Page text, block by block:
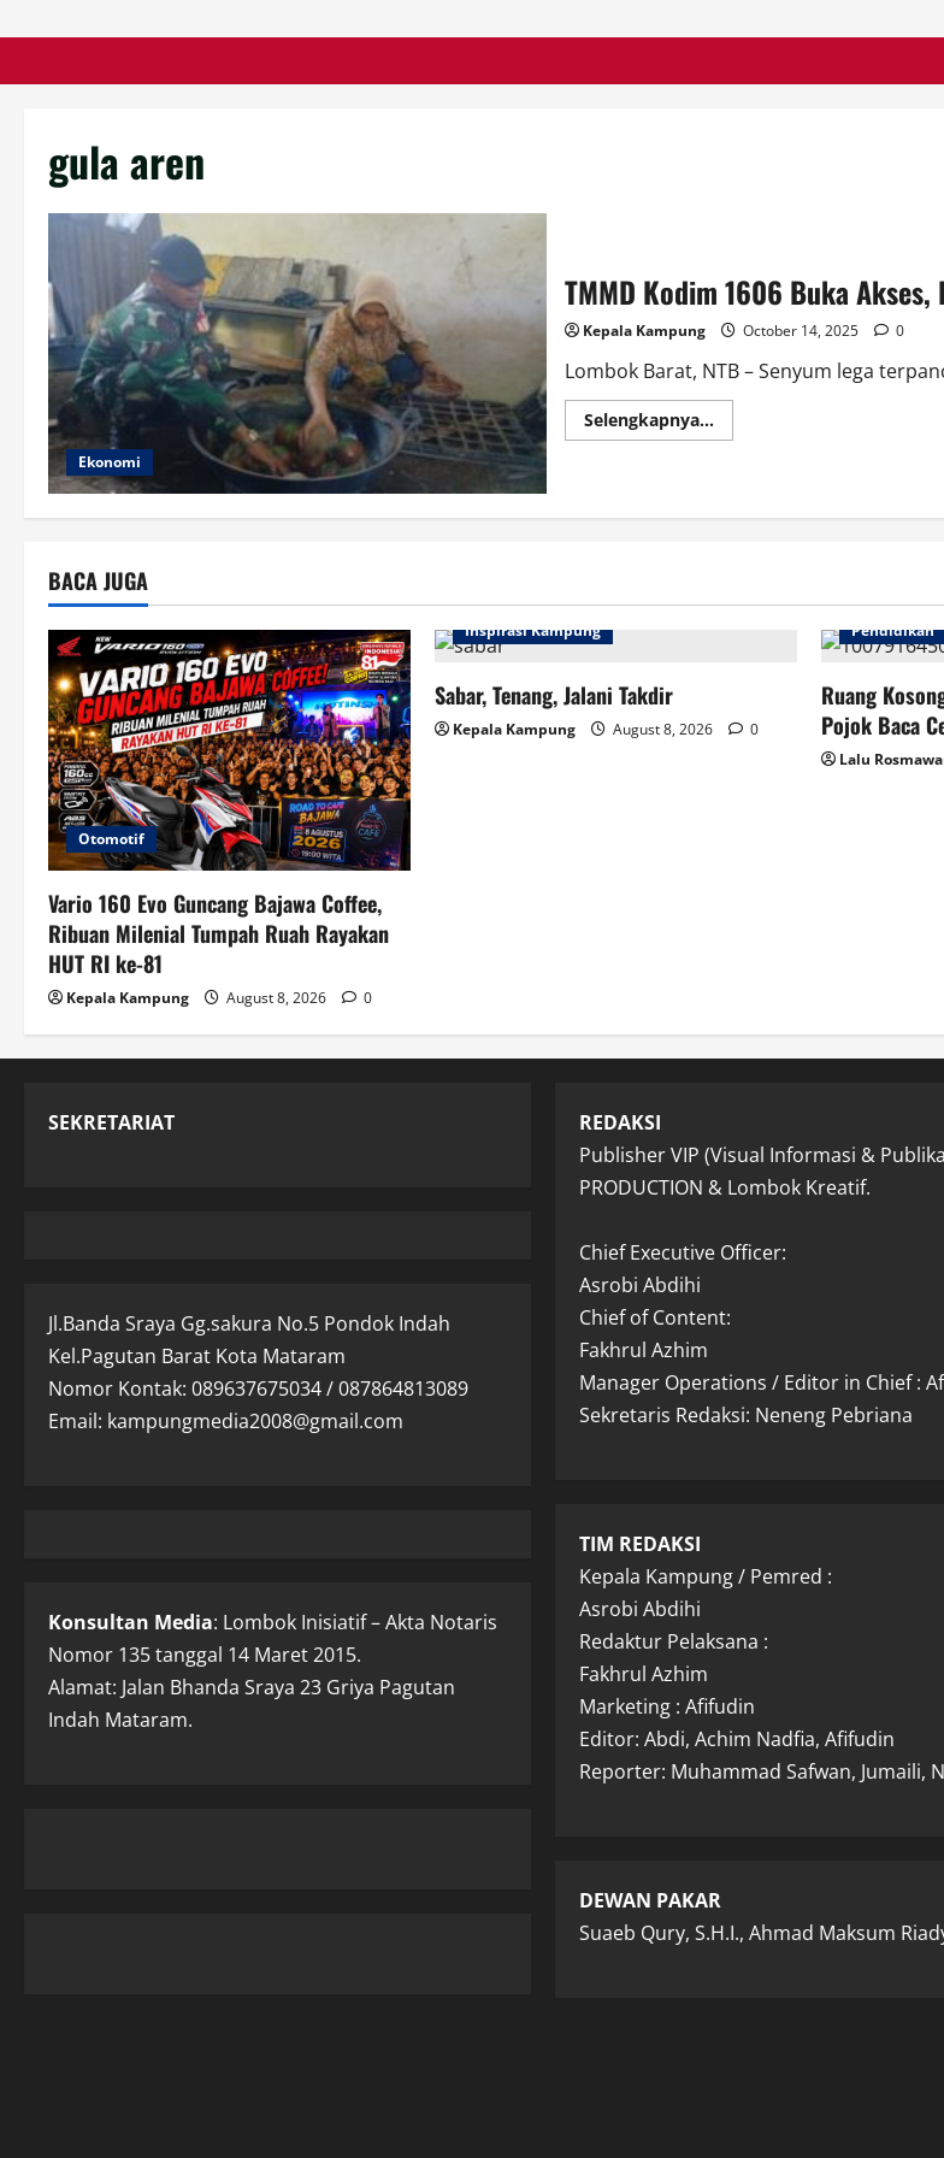
gula aren
Ekonomi
TMMD Kodim 1606 Buka
Kepala Kampung October 14, 2025 0
Lombok Barat, NTB – Senyum lega
Selengkapnya...Read
more
Buka
Sejahtera
BACA JUGA
Otomotif
Vario 160 Evo Guncang Bajawa Coffee,
Ribuan Milenial Tumpah Ruah Rayakan
HUT RI ke-81
Kepala Kampung August 8, 2026 0
Inspirasi Kampung
Sabar, Tenang, Jalani Takdir
Kepala Kampung August 8, 2026 0
Pendidikan
Ruang
Pojok Baca
Lalu
SEKRETARIAT
Jl.Banda Sraya Gg.sakura No.5 Pondok Indah
Kel.Pagutan Barat Kota Mataram
Nomor Kontak: 089637675034 / 087864813089
Email: kampungmedia2008@gmail.com
Konsultan Media: Lombok Inisiatif – Akta Notaris
Nomor 135 tanggal 14 Maret 2015.
Alamat: Jalan Bhanda Sraya 23 Griya Pagutan
Indah Mataram.
REDAKSI
Publisher VIP (Visual Informasi &
PRODUCTION & Lombok Kreatif.
Chief Executive Officer:
Asrobi Abdihi
Chief of Content:
Fakhrul Azhim
Manager Operations / Editor in Chief :
Sekretaris Redaksi: Neneng Pebriana
TIM REDAKSI
Kepala Kampung / Pemred :
Asrobi Abdihi
Redaktur Pelaksana :
Fakhrul Azhim
Marketing : Afifudin
Editor: Abdi, Achim Nadfia, Afifudin
Reporter: Muhammad Safwan, Jumaili,
DEWAN PAKAR
Suaeb Qury, S.H.I., Ahmad Maksum